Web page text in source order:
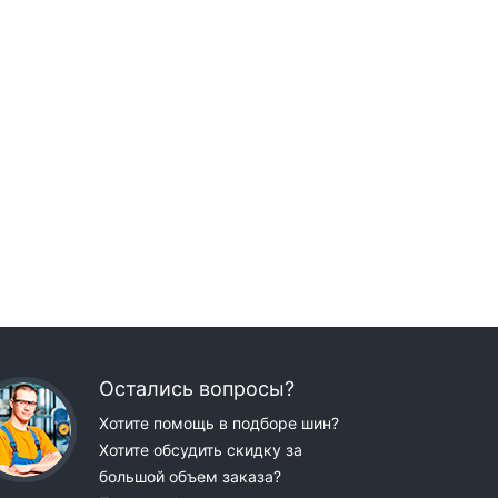
Остались вопросы?
Хотите помощь в подборе шин?
Хотите обсудить скидку за
большой объем заказа?